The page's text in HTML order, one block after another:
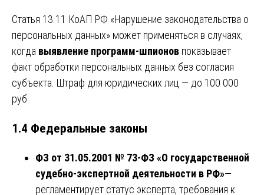
Статья 13.11 КоАП РФ «Нарушение законодательства о
персональных данных» может применяться в случаях,
когда выявление программ-шпионов показывает
факт обработки персональных данных без согласия
субъекта. Штраф для юридических лиц — до 100 000
руб.
1.4 Федеральные законы
ФЗ от 31.05.2001 № 73-ФЗ «О государственной
судебно-экспертной деятельности в РФ»—
регламентирует статус эксперта, требования к